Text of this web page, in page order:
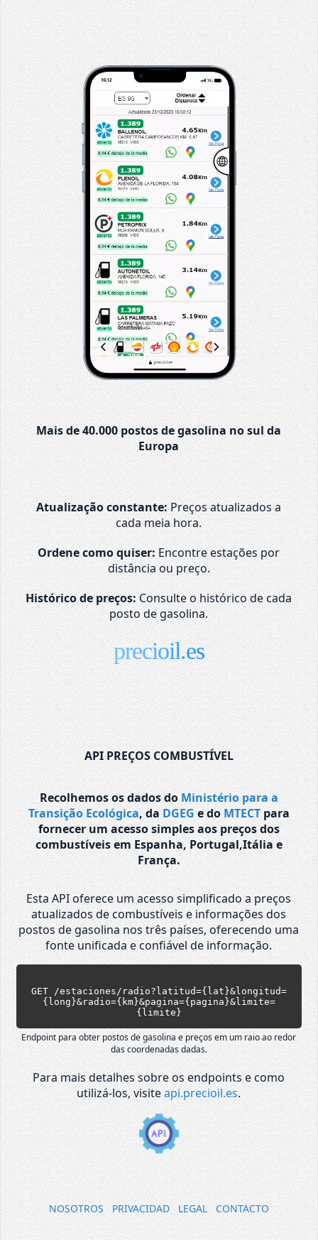
Mais de 40.000 postos de gasolina no sul da
Europa
Atualização constante: Preços atualizados a
cada meia hora.
Ordene como quiser: Encontre estações por
distância ou preço.
Histórico de preços: Consulte o histórico de cada
posto de gasolina.
precioil.es
API PREÇOS COMBUSTÍVEL
Recolhemos os dados do Ministério para a
Transição Ecológica, da DGEG e do MTECTpara
fornecer um acesso simples aos preços dos
combustíveis em Espanha, Portugal,Itália e
França.
Esta API oferece um acesso simplificado a preços
atualizados de combustíveis e informações dos
postos de gasolina nos três países, oferecendo uma
fonte unificada e confiável de informação.
GET /estaciones/radio?latitud={lat}&longitud=
{long}&radio={km}&pagina={pagina}&limite=
{limite}
Endpoint para obter postos de gasolina e preços em um raio ao redor
das coordenadas dadas.
Para mais detalhes sobre os endpoints e como
utilizá-los, visiteapi.precioil.es.
NOSOTROS PRIVACIDAD LEGAL CONTACTO